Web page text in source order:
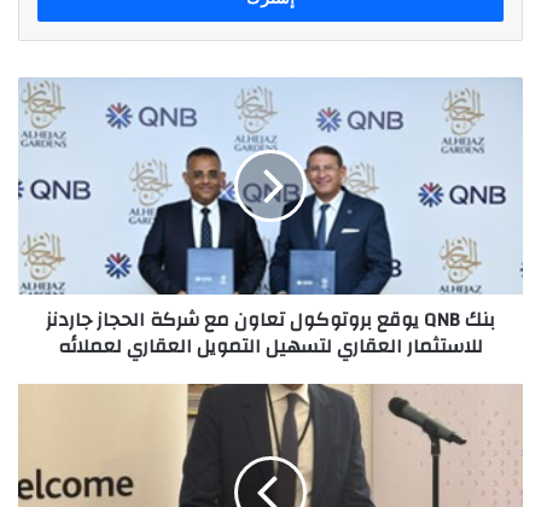
تعاون
الحجاز
جاردنز
للاستثمار
العقاري
العقاري
لعملائه
بنك QNB يوقع بروتوكول تعاون مع شركة الحجاز جاردنز
للاستثمار العقاري لتسهيل التمويل العقاري لعملائه
فعاليات
أكبر
بعثة
طرق